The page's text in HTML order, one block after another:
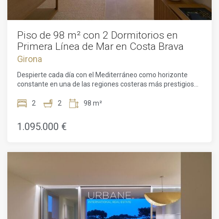
Piso de 98 m² con 2 Dormitorios en
Primera Línea de Mar en Costa Brava
Girona
Despierte cada día con el Mediterráneo como horizonte
constante en una de las regiones costeras más prestigiosas
m², compuesto por dos amplios dormitorios y dos baños
disfrutar de la vida costera combinada con arquitectura de
primer nivel. Diseñada por el aclamado arquitecto Ricardo
interior con el paisaje marino circundante.En su interior, la
distribución ha sido cuidadosamente pensada para
aprovechar al máximo sus 98 m² de superficie, combinando
espacios abiertos y luminosos con zonas de descanso más
íntimas y tranquilas diseñadas para garantizar el máximo
2 2 98 m²
1.095.000 €